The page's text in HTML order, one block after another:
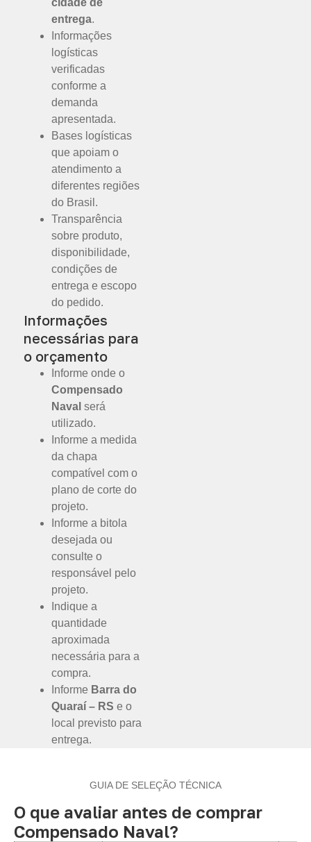
entrega.
Informações
logísticas
verificadas
conforme a
demanda
apresentada.
Bases logísticas
que apoiam o
atendimento a
diferentes regiões
do Brasil.
Transparência
sobre produto,
disponibilidade,
condições de
entrega e escopo
do pedido.
Informações
necessárias para
o orçamento
Informe onde o
Compensado
Naval será
utilizado.
Informe a medida
da chapa
compatível com o
plano de corte do
projeto.
Informe a bitola
desejada ou
consulte o
responsável pelo
projeto.
Indique a
quantidade
aproximada
necessária para a
compra.
Informe Barra do
Quaraí – RS e o
local previsto para
entrega.
GUIA DE SELEÇÃO TÉCNICA
O que avaliar antes de comprar
Compensado Naval?